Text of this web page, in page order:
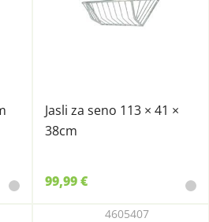
Jasli za seno 113 × 41 ×
38cm
99,99 €
4605407